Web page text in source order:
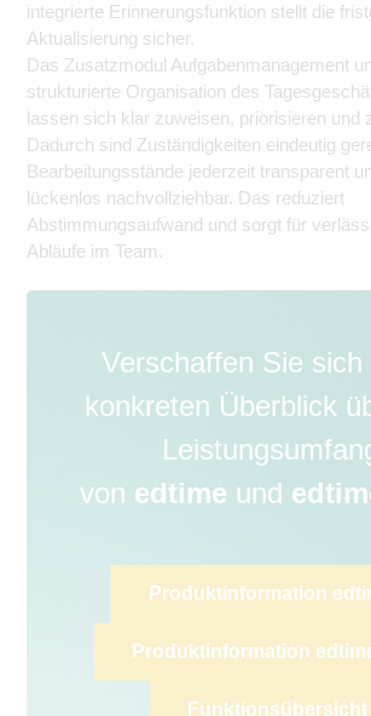
integrierte Erinnerungsfunktion stellt die
Aktualisierung sicher.
Das Zusatzmodul Aufgabenmanagement
strukturierte Organisation des
lassen sich klar zuweisen, priorisieren und
Dadurch sind Zuständigkeiten eindeutig
Bearbeitungsstände jederzeit transparent
lückenlos nachvollziehbar. Das reduziert
Abstimmungsaufwand und sorgt für
Abläufe im Team.
Verschaffen Sie sich
konkreten Überblick
von edtimeund
Produktinformation
Produktinformation
Funktionsübersicht